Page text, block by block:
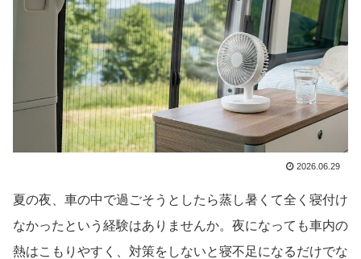
2026.06.29
夏の夜、車の中で過ごそうとしたら蒸し暑くて全く寝付け
なかったという経験はありませんか。夜になっても車内の
熱はこもりやすく、対策をしないと寝不足になるだけでな